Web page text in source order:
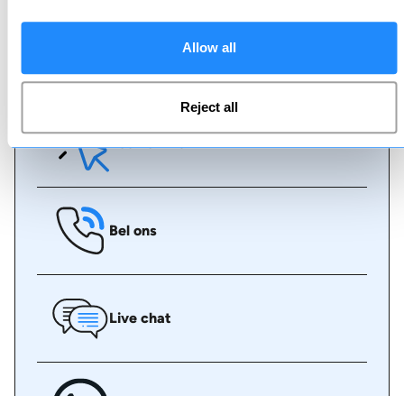
Allow all
Reject all
vriendelijke, deskundige team staat altijd klaar om
team als je hulp nodig hebt.
Bel ons
Live chat